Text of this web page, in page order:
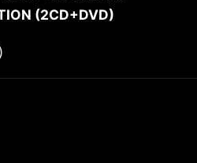
(2CD+DVD)